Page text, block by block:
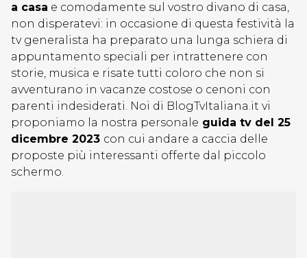
a casa e comodamente sul vostro divano di casa,
non disperatevi: in occasione di questa festività la
tv generalista ha preparato una lunga schiera di
appuntamento speciali per intrattenere con
storie, musica e risate tutti coloro che non si
avventurano in vacanze costose o cenoni con
parenti indesiderati. Noi di BlogTvItaliana.it vi
proponiamo la nostra personale guida tv del 25
dicembre 2023 con cui andare a caccia delle
proposte più interessanti offerte dal piccolo
schermo.